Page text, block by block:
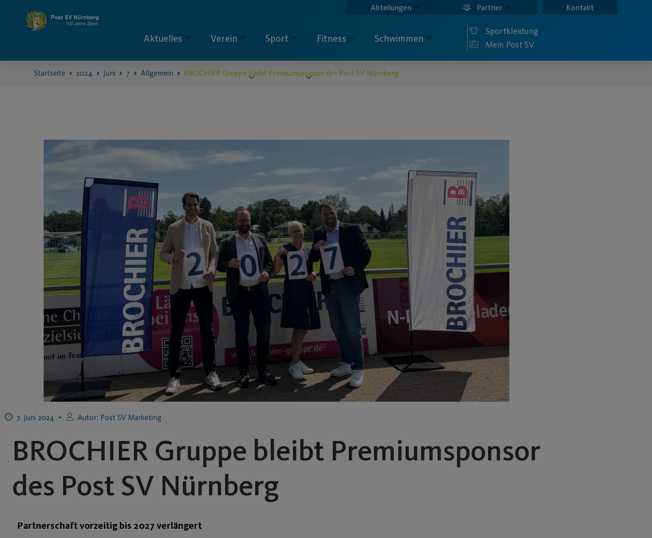
Abteilungen Partner Kontakt
Aktuelles Verein Sport Fitness Schwimmen
Specials Service Kontakt
Sportkleidung
Mein Post SV
Startseite 2024 Juni 7 Allgemein BROCHIER Gruppe bleibt Premiumsponsor des Post SV Nürnberg
7. Juni 2024 Autor: Post SV Marketing
BROCHIER Gruppe bleibt Premiumsponsor
des Post SV Nürnberg
Partnerschaft vorzeitig bis 2027 verlängert